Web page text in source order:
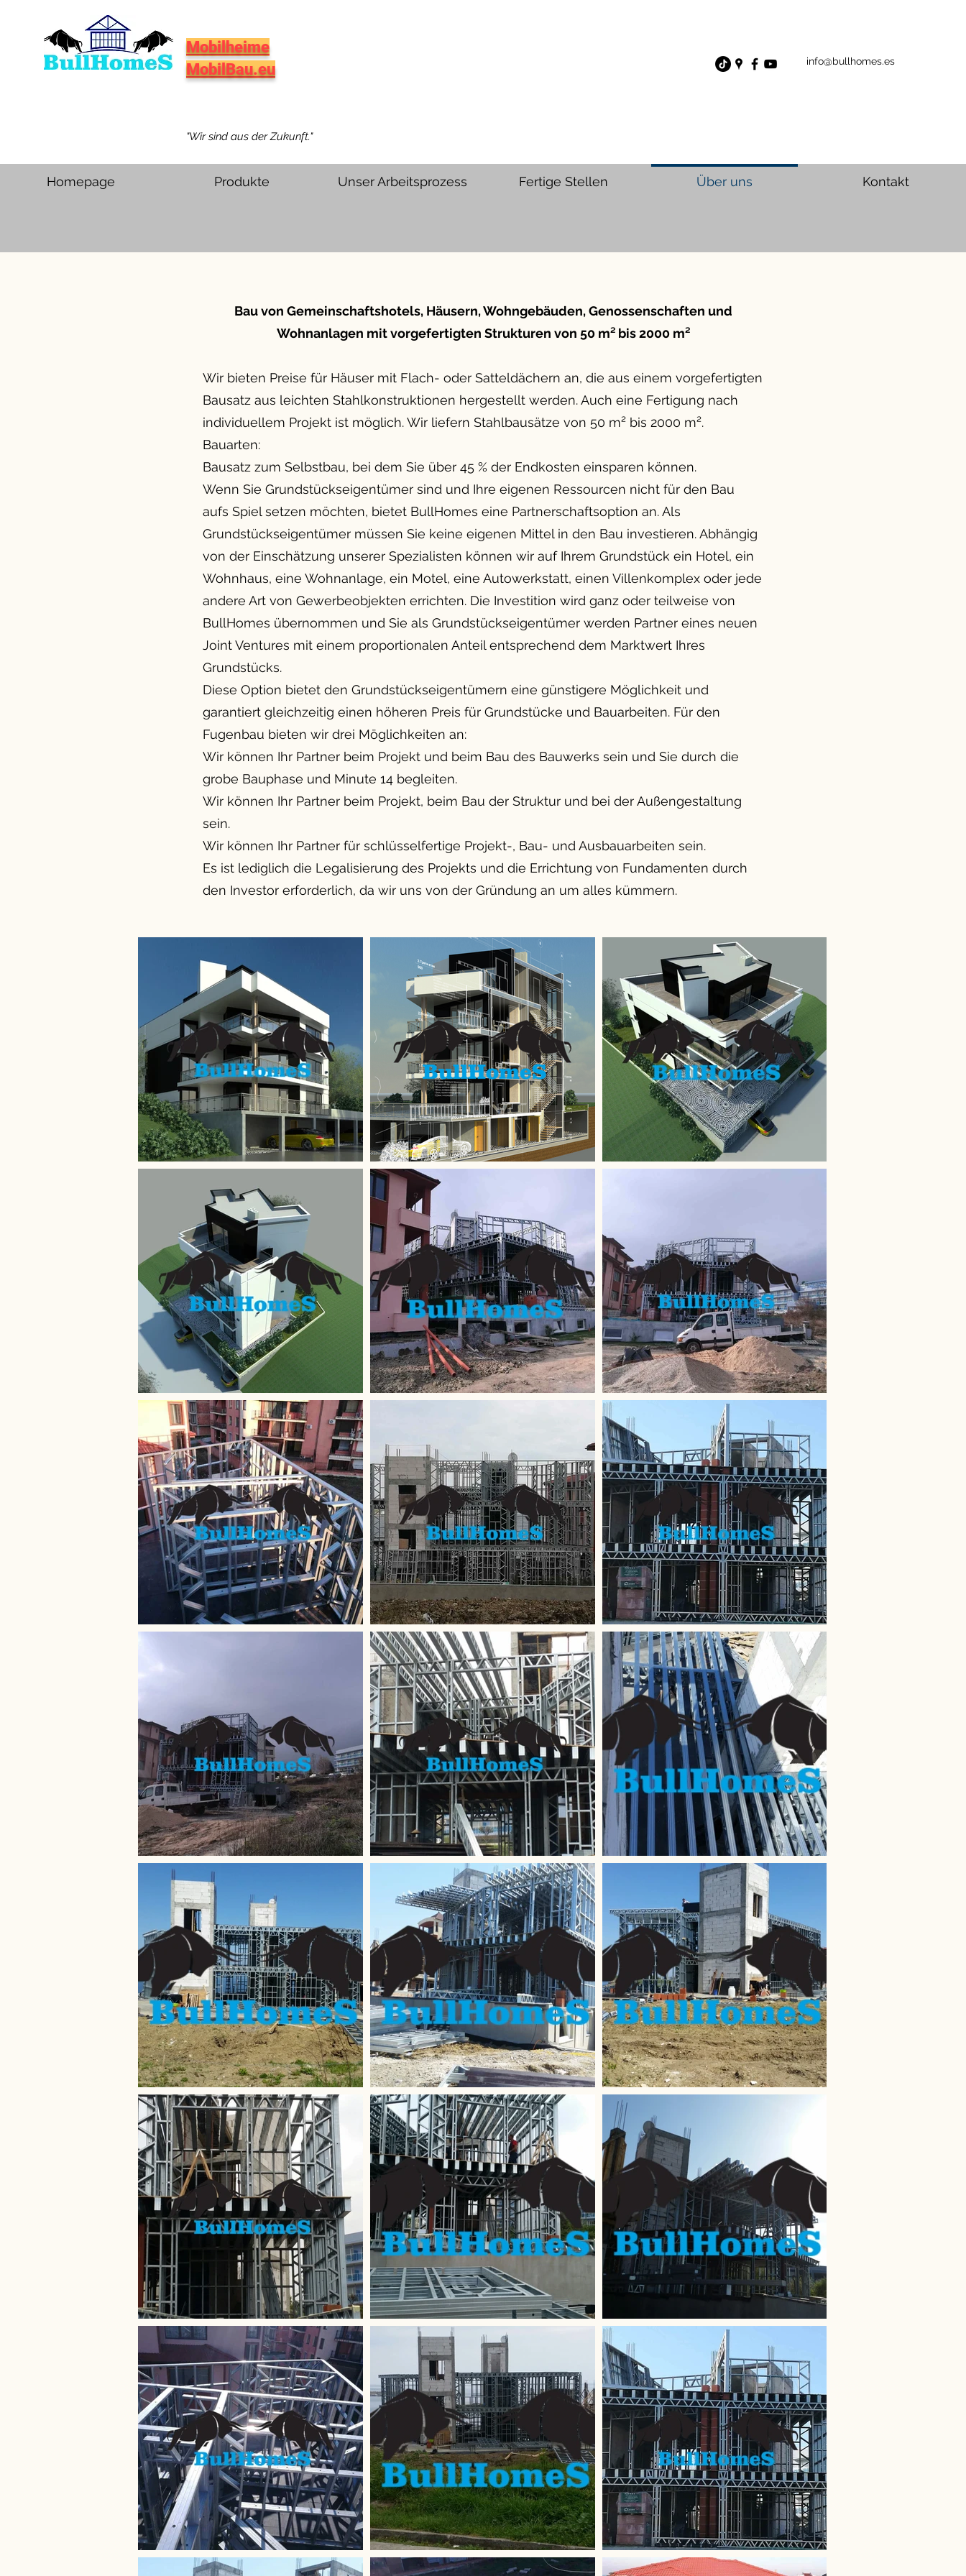
Mobilheime
MobilBau.eu
"Wir sind aus der Zukunft."
info@bullhomes.es
Homepage Produkte Unser Arbeitsprozess Fertige Stellen Über uns Kontakt
Bau von Gemeinschaftshotels, Häusern, Wohngebäuden, Genossenschaften und
Wohnanlagen mit vorgefertigten Strukturen von 50 m² bis 2000 m²
Wir bieten Preise für Häuser mit Flach- oder Satteldächern an, die aus einem vorgefertigten
Bausatz aus leichten Stahlkonstruktionen hergestellt werden. Auch eine Fertigung nach
individuellem Projekt ist möglich. Wir liefern Stahlbausätze von 50 m² bis 2000 m².
Bauarten:
Bausatz zum Selbstbau, bei dem Sie über 45 % der Endkosten einsparen können.
Wenn Sie Grundstückseigentümer sind und Ihre eigenen Ressourcen nicht für den Bau
aufs Spiel setzen möchten, bietet BullHomes eine Partnerschaftsoption an. Als
Grundstückseigentümer müssen Sie keine eigenen Mittel in den Bau investieren. Abhängig
von der Einschätzung unserer Spezialisten können wir auf Ihrem Grundstück ein Hotel, ein
Wohnhaus, eine Wohnanlage, ein Motel, eine Autowerkstatt, einen Villenkomplex oder jede
andere Art von Gewerbeobjekten errichten. Die Investition wird ganz oder teilweise von
BullHomes übernommen und Sie als Grundstückseigentümer werden Partner eines neuen
Joint Ventures mit einem proportionalen Anteil entsprechend dem Marktwert Ihres
Grundstücks.
Diese Option bietet den Grundstückseigentümern eine günstigere Möglichkeit und
garantiert gleichzeitig einen höheren Preis für Grundstücke und Bauarbeiten. Für den
Fugenbau bieten wir drei Möglichkeiten an:
Wir können Ihr Partner beim Projekt und beim Bau des Bauwerks sein und Sie durch die
grobe Bauphase und Minute 14 begleiten.
Wir können Ihr Partner beim Projekt, beim Bau der Struktur und bei der Außengestaltung
sein.
Wir können Ihr Partner für schlüsselfertige Projekt-, Bau- und Ausbauarbeiten sein.
Es ist lediglich die Legalisierung des Projekts und die Errichtung von Fundamenten durch
den Investor erforderlich, da wir uns von der Gründung an um alles kümmern.